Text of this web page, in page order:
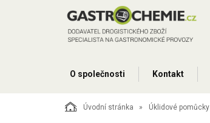
O společnosti Kontakt
Úvodní stránka Úklidové pomůcky